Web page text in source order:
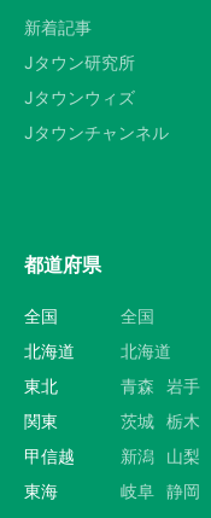
新着記事
Jタウン研究所
Jタウンウィズ
Jタウンチャンネル
都道府県
全国
全国
北海道
北海道
東北
青森 岩手
関東
茨城 栃木
甲信越
新潟 山梨
東海
岐阜 静岡